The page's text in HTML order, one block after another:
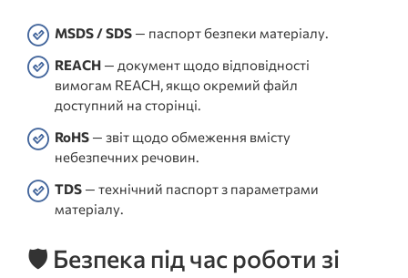
MSDS / SDS — паспорт безпеки матеріалу.
REACH — документ щодо відповідності
вимогам REACH, якщо окремий файл
доступний на сторінці.
RoHS — звіт щодо обмеження вмісту
небезпечних речовин.
TDS — технічний паспорт з параметрами
матеріалу.
🛡️ Безпека під час роботи зі